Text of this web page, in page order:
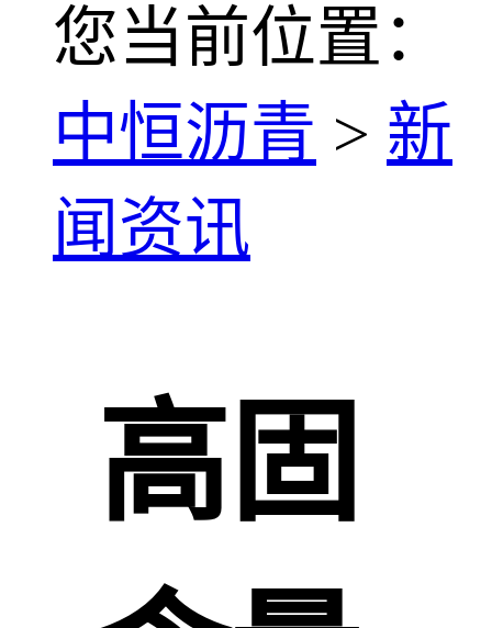
您当前位置：
中恒沥青 > 新
闻资讯
高固